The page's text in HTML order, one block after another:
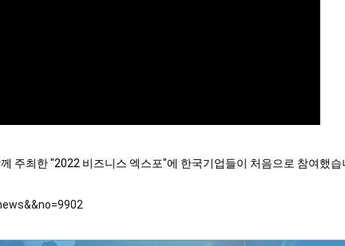
주최한 "2022 비즈니스 엑스포"에 한국기업들이 처음으로 참여했습